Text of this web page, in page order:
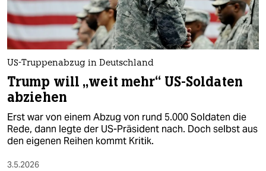
nord
wahrheit
verlag
verlag
veranstaltungen
US-Truppenabzug in Deutschland
Trump will „weit mehr“ US-Soldaten
abziehen
Erst war von einem Abzug von rund 5.000 Soldaten die
Rede, dann legte der US-Präsident nach. Doch selbst aus
den eigenen Reihen kommt Kritik.
3.5.2026